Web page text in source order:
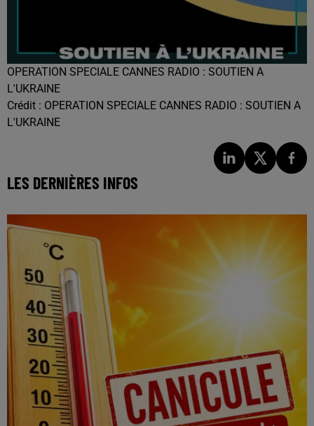
OPERATION SPECIALE CANNES RADIO : SOUTIEN A
L'UKRAINE
Crédit : OPERATION SPECIALE CANNES RADIO : SOUTIEN A
L'UKRAINE
LES DERNIÈRES INFOS